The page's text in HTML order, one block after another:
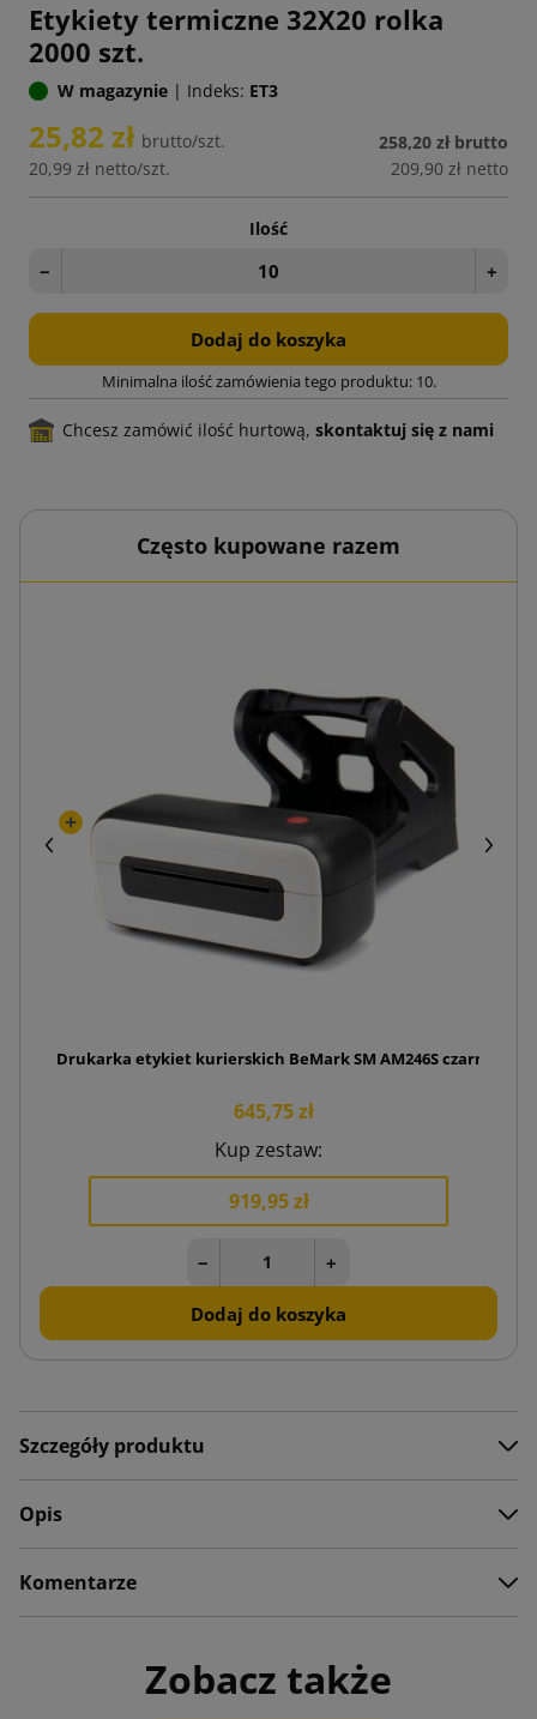
Etykiety termiczne 32X20 rolka
2000 szt.
W magazynie | Indeks: ET3
25,82 zł brutto/szt.
20,99 zł netto/szt.
258,20 zł brutto
209,90 zł netto
Ilość
− +
Dodaj do koszyka
Minimalna ilość zamówienia tego produktu: 10.
Chcesz zamówić ilość hurtową, skontaktuj się z nami
Często kupowane razem
Drukarka etykiet kurierskich BeMark SM AM246S czarna
645,75 zł
Kup zestaw:
919,95 zł
− +
Dodaj do koszyka
Szczegóły produktu
Opis
Komentarze
Zobacz także